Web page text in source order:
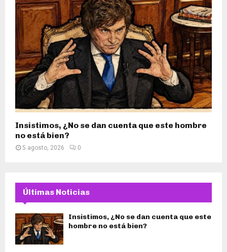
Insistimos, ¿No se dan cuenta que este hombre
no está bien?
5 agosto, 2026 0
Últimas Noticias
Insistimos, ¿No se dan cuenta que este
hombre no está bien?